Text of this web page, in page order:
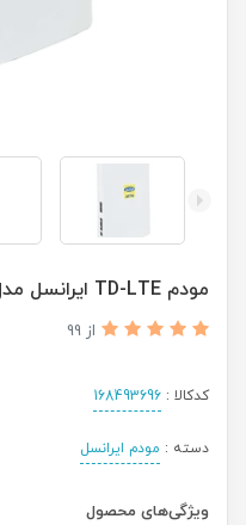
مودم TD-LTE ایرانسل مدل B5142
از 99
کدکالا : 168493696
دسته : مودم ایرانسل
ویژگی‌های محصول